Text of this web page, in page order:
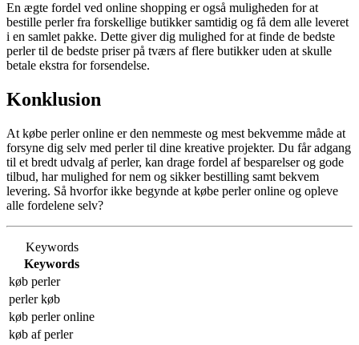
En ægte fordel ved online shopping er også muligheden for at
bestille perler fra forskellige butikker samtidig og få dem alle leveret
i en samlet pakke. Dette giver dig mulighed for at finde de bedste
perler til de bedste priser på tværs af flere butikker uden at skulle
betale ekstra for forsendelse.
Konklusion
At købe perler online er den nemmeste og mest bekvemme måde at
forsyne dig selv med perler til dine kreative projekter. Du får adgang
til et bredt udvalg af perler, kan drage fordel af besparelser og gode
tilbud, har mulighed for nem og sikker bestilling samt bekvem
levering. Så hvorfor ikke begynde at købe perler online og opleve
alle fordelene selv?
Keywords
Keywords
køb perler
perler køb
køb perler online
køb af perler